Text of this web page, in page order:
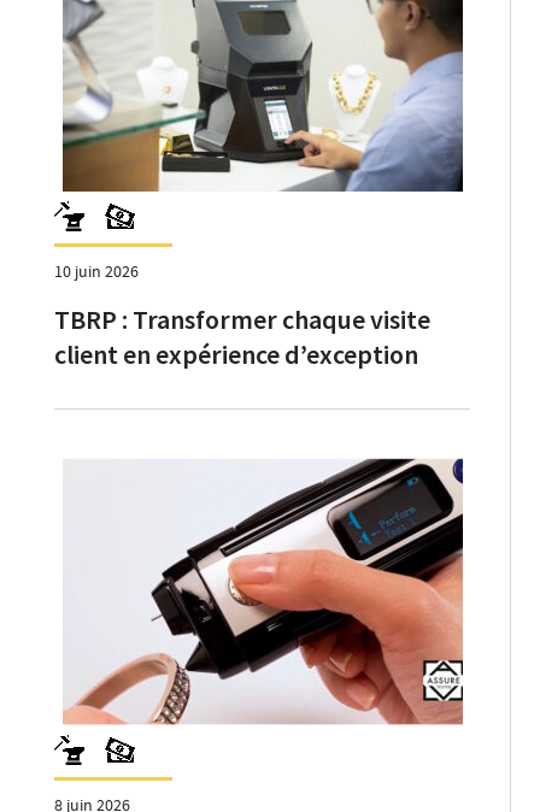
10 juin 2026
TBRP : Transformer chaque visite
client en expérience d’exception
8 juin 2026